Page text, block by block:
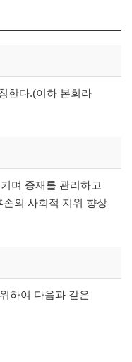
한다.(이하 본회라
며 종재를 관리하고
의 사회적 지위 향상
하여 다음과 같은